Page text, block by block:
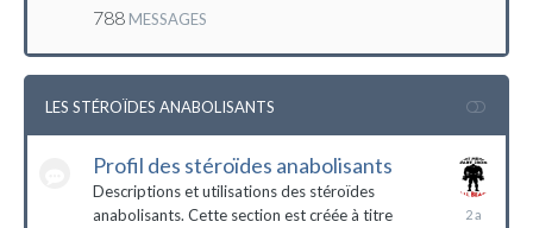
788 MESSAGES
LES STÉROÏDES ANABOLISANTS
Profil des stéroïdes anabolisants
Descriptions et utilisations des stéroïdes
anabolisants. Cette section est créée à titre
26